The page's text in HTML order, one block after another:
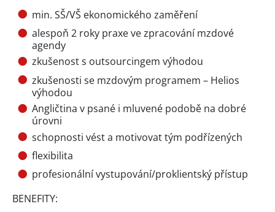
min. SŠ/VŠ ekonomického zaměření
alespoň 2 roky praxe ve zpracování mzdové
agendy
zkušenost s outsourcingem výhodou
zkušenosti se mzdovým programem – Helios
výhodou
Angličtina v psané i mluvené podobě na dobré
úrovni
schopnosti vést a motivovat tým podřízených
flexibilita
profesionální vystupování/proklientský přístup
BENEFITY: